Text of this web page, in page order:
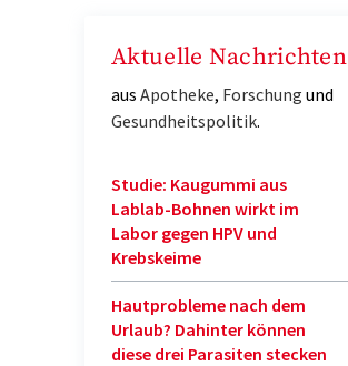
Aktuelle Nachrichten
aus Apotheke, Forschung und
Gesundheitspolitik.
Studie: Kaugummi aus
Lablab-Bohnen wirkt im
Labor gegen HPV und
Krebskeime
Hautprobleme nach dem
Urlaub? Dahinter können
diese drei Parasiten stecken